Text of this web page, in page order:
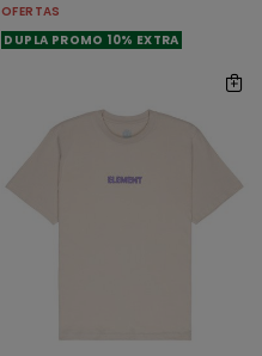
OFERTAS
DUPLA PROMO 10% EXTRA